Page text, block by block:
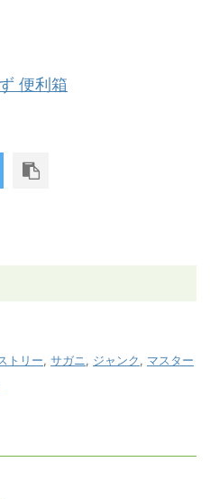
便利箱
トリー, サガニ, ジャンク, マスター